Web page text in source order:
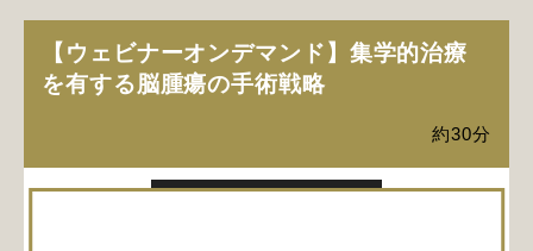
【ウェビナーオンデマンド】集学的治療
を有する脳腫瘍の手術戦略
約30分